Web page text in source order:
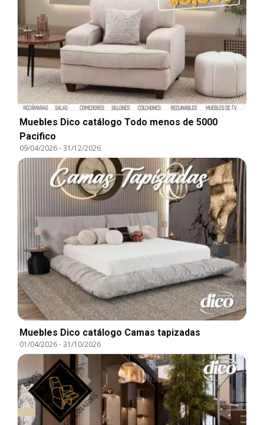
Muebles Dico catálogo Todo menos de 5000
Pacifico
09/04/2026-31/12/2026
Muebles Dico catálogo Camas tapizadas
01/04/2026-31/10/2026